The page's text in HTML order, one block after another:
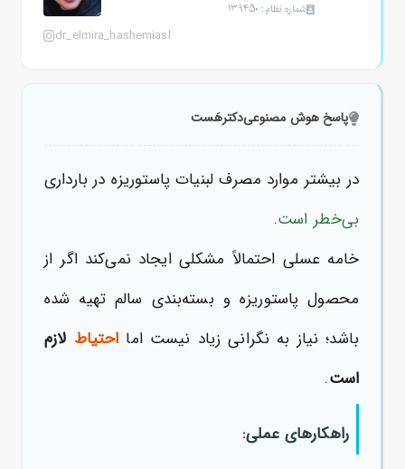
شماره نظام: 139450
dr_elmira_hashemiasl
پاسخ هوش مصنوعیدکترهَست
در بیشتر موارد مصرف لبنیات پاستوریزه در بارداری
بی‌خطر است.
خامه عسلی احتمالاً مشکلی ایجاد نمی‌کند اگر از
محصول پاستوریزه و بسته‌‌بندی سالم تهیه شده
باشد؛ نیاز به نگرانی زیاد نیست اما احتیاط لازم
است.
راهکارهای عملی: